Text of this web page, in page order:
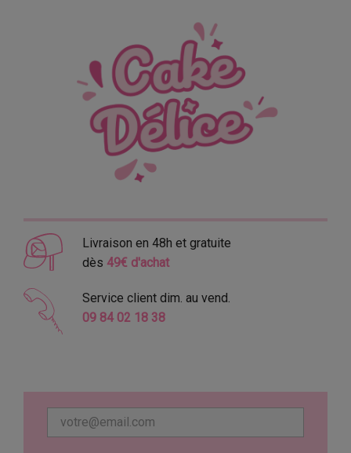
Livraison en 48h et gratuite
dès 49€ d'achat
Service client dim. au vend.
09 84 02 18 38